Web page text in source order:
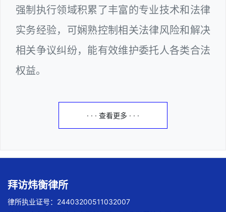
强制执行领域积累了丰富的专业技术和法律
实务经验，可娴熟控制相关法律风险和解决
相关争议纠纷，能有效维护委托人各类合法
权益。
· · · 查看更多 · · ·
拜访炜衡律所
律所执业证号：24403200511032007